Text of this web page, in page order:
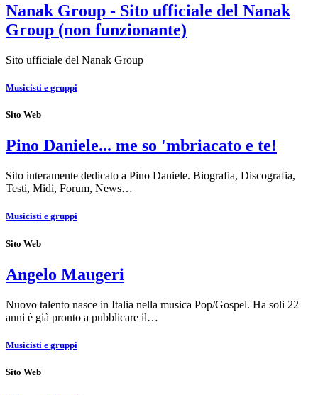
Nanak Group - Sito ufficiale del Nanak
Group (non funzionante)
Sito ufficiale del Nanak Group
Musicisti e gruppi
Sito Web
Pino Daniele... me so 'mbriacato e te!
Sito interamente dedicato a Pino Daniele. Biografia, Discografia,
Testi, Midi, Forum, News…
Musicisti e gruppi
Sito Web
Angelo Maugeri
Nuovo talento nasce in Italia nella musica Pop/Gospel. Ha soli 22
anni è già pronto a pubblicare il…
Musicisti e gruppi
Sito Web